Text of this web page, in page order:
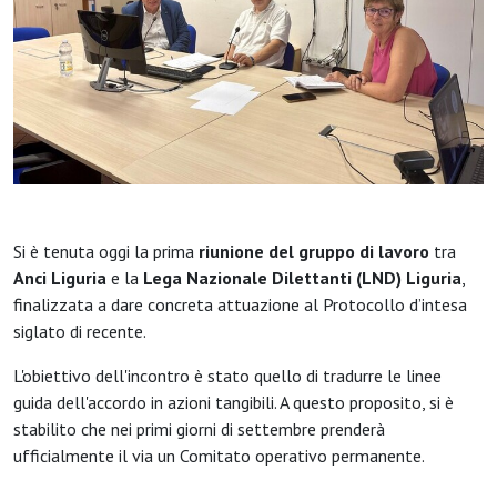
Si è tenuta oggi la prima riunione del gruppo di lavoro tra
Anci Liguria e la Lega Nazionale Dilettanti (LND) Liguria,
finalizzata a dare concreta attuazione al Protocollo d’intesa
siglato di recente.
L'obiettivo dell'incontro è stato quello di tradurre le linee
guida dell'accordo in azioni tangibili. A questo proposito, si è
stabilito che nei primi giorni di settembre prenderà
ufficialmente il via un Comitato operativo permanente.